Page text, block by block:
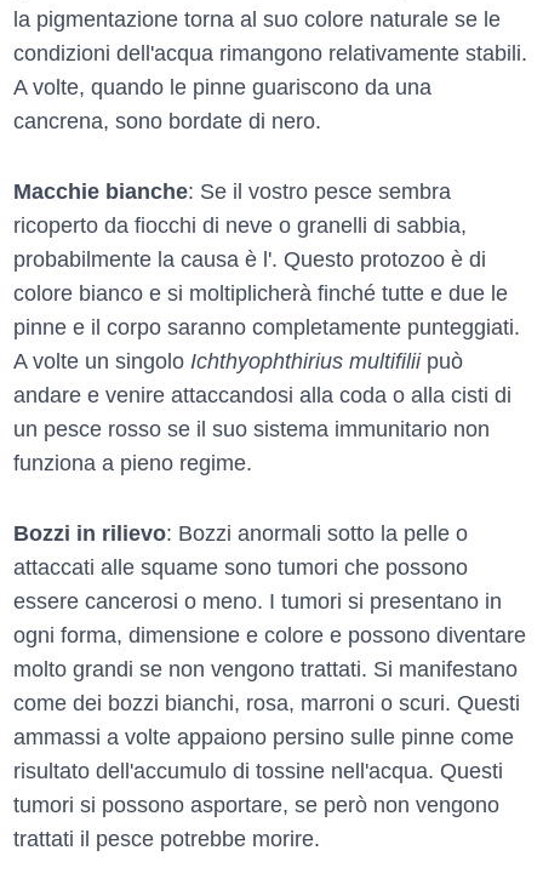
la pigmentazione torna al suo colore naturale se le
condizioni dell'acqua rimangono relativamente stabili.
A volte, quando le pinne guariscono da una
cancrena, sono bordate di nero.
Macchie bianche: Se il vostro pesce sembra
ricoperto da fiocchi di neve o granelli di sabbia,
probabilmente la causa è l'. Questo protozoo è di
colore bianco e si moltiplicherà finché tutte e due le
pinne e il corpo saranno completamente punteggiati.
A volte un singolo Ichthyophthirius multifiliipuò
andare e venire attaccandosi alla coda o alla cisti di
un pesce rosso se il suo sistema immunitario non
funziona a pieno regime.
Bozzi in rilievo: Bozzi anormali sotto la pelle o
attaccati alle squame sono tumori che possono
essere cancerosi o meno. I tumori si presentano in
ogni forma, dimensione e colore e possono diventare
molto grandi se non vengono trattati. Si manifestano
come dei bozzi bianchi, rosa, marroni o scuri. Questi
ammassi a volte appaiono persino sulle pinne come
risultato dell'accumulo di tossine nell'acqua. Questi
tumori si possono asportare, se però non vengono
trattati il pesce potrebbe morire.